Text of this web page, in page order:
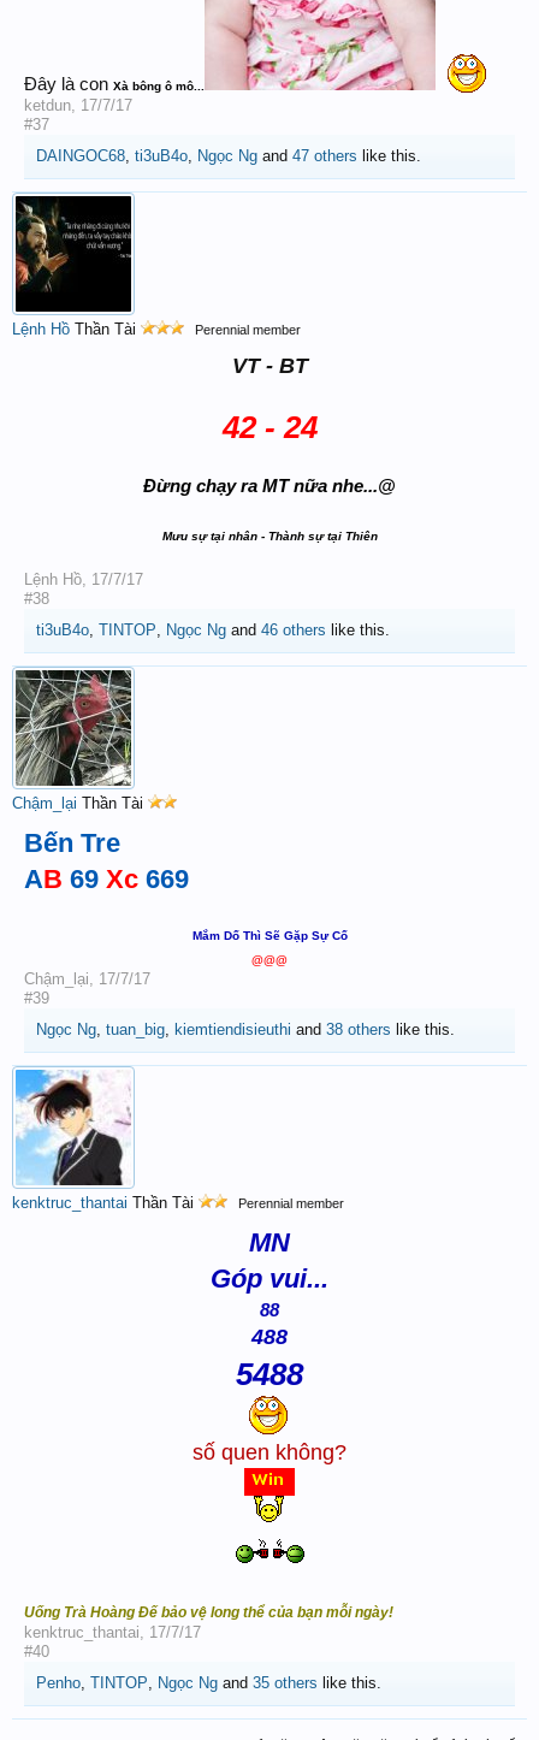
Đây là con Xà bông ô mô...
ketdun 17/7/17
#37
DAINGOC68 ti3uB4o Ngọc Ng and 47 others like this.
Lệnh Hồ Thần Tài Perennial member
VT - BT
42 - 24
Đừng chạy ra MT nữa nhe...@
Mưu sự tại nhân - Thành sự tại Thiên
Lệnh Hồ 17/7/17
#38
ti3uB4o TINTOP Ngọc Ng and 46 others like this.
Chậm_lại Thần Tài
Bến Tre
AB 69 Xc 669
Mắm Dố Thì Sẽ Gặp Sự Cố
@@@
Chậm_lại
17/7/17
#39
Ngọc Ng tuan_big kiemtiendisieuthi and 38 others like this.
kenktruc_thantai Thần Tài Perennial member
MN
Góp vui...
88
488
5488
số quen không?
Uống Trà Hoàng Đế bảo vệ long thể của bạn mỗi ngày!
kenktruc_thantai
17/7/17
#40
Penho TINTOP Ngọc Ng and 35 others like this.